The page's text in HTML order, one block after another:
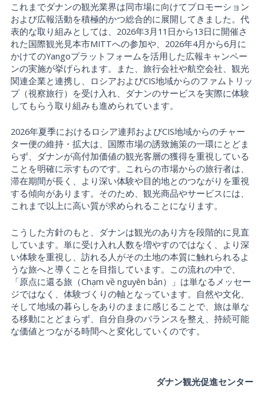
これまでダナンの観光業界は同市場に向けてプロモーション
および広報活動を積極的かつ総合的に展開してきました。代
表的な取り組みとしては、2026年3月11日から13日に開催さ
れた国際観光見本市MITTへの参加や、2026年4月から6月に
かけてのYangoプラットフォームを活用した広報キャンペー
ンの実施が挙げられます。また、旅行会社や航空会社、観光
関連企業と連携し、ロシアおよびCIS地域からのファムトリッ
プ（視察旅行）を受け入れ、ダナンのサービスを実際に体験
してもらう取り組みも進められています。
2026年夏季におけるロシア連邦およびCIS地域からのチャー
ター便の維持・拡大は、国際市場の誘致施策の一環にとどま
らず、ダナンが高付加価値の観光客層の獲得を重視している
ことを明確に示すものです。これらの市場からの旅行者は、
滞在期間が長く、より深い体験や目的地とのつながりを重視
する傾向があります。そのため、観光商品やサービスには、
これまで以上に高い質が求められることになります。
こうした方針のもと、ダナンは観光のあり方を段階的に見直
しています。単に受け入れ人数を増やすのではなく、より深
い体験を重視し、訪れる人がその土地の本質に触れられるよ
うな旅へと導くことを目指しています。この流れの中で、
「原点に還る旅（Chạm về nguyên bản）」は単なるメッセー
ジではなく、体験づくりの軸となっています。自然や文化、
そして地域の暮らしをありのままに感じることで、旅は単な
る移動にとどまらず、自分自身のバランスを整え、持続可能
な価値とつながる時間へと変化していくのです。
ダナン観光促進センター